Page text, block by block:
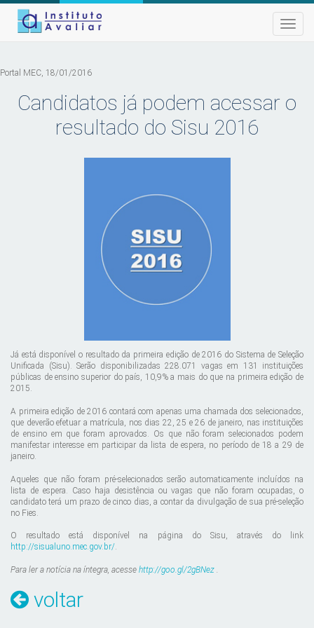
Toggle
Portal MEC, 18/01/2016
Candidatos já podem acessar o
resultado do Sisu 2016
Já está disponível o resultado da primeira edição de 2016 do Sistema de Seleção
Unificada (Sisu). Serão disponibilizadas 228.071 vagas em 131 instituições
públicas de ensino superior do país, 10,9% a mais do que na primeira edição de
2015.
A primeira edição de 2016 contará com apenas uma chamada dos selecionados,
que deverão efetuar a matrícula, nos dias 22, 25 e 26 de janeiro, nas instituições
de ensino em que foram aprovados. Os que não foram selecionados podem
manifestar interesse em participar da lista de espera, no período de 18 a 29 de
janeiro.
Aqueles que não foram pré-selecionados serão automaticamente incluídos na
lista de espera. Caso haja desistência ou vagas que não foram ocupadas, o
candidato terá um prazo de cinco dias, a contar da divulgação de sua pré-seleção
no Fies.
O resultado está disponível na página do Sisu, através do link
http://sisualuno.mec.gov.br/.
Para ler a notícia na íntegra, acesse http://goo.gl/2gBNez .
voltar